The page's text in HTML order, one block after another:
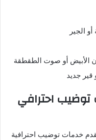
الجير
الأبيض أو صوت الطقطقة
جديد
احترافي
خدمات توضيب احترافية